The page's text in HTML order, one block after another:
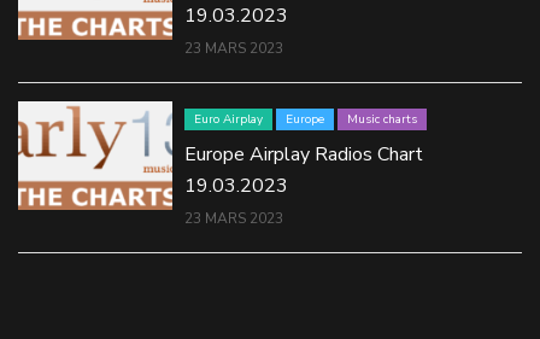
19.03.2023
23 MARS 2023
Euro Airplay Europe Music charts
Europe Airplay Radios Chart
19.03.2023
23 MARS 2023